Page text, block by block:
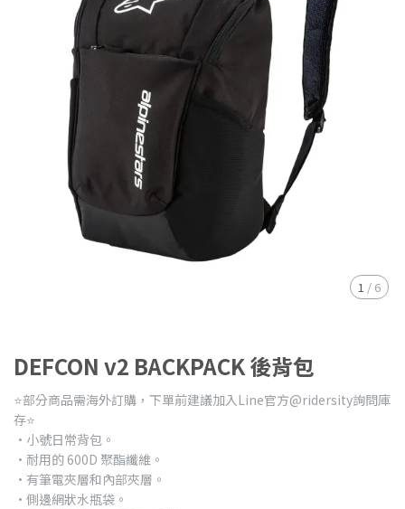
1 / 6
DEFCON v2 BACKPACK 後背包
⭐️部分商品需海外訂購，下單前建議加入Line官方@ridersity詢問庫
存⭐️
·小號日常背包。
·耐用的 600D 聚酯纖維。
·有筆電夾層和內部夾層。
·側邊網狀水瓶袋。